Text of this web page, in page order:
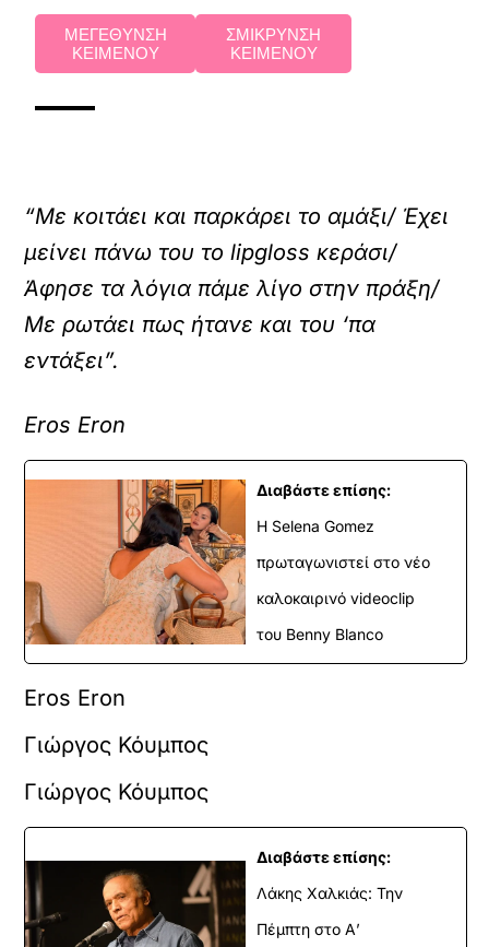
ΜΕΓΕΘΥΝΣΗ
ΚΕΙΜΕΝΟΥ
ΣΜΙΚΡΥΝΣΗ
ΚΕΙΜΕΝΟΥ
“Με κοιτάει και παρκάρει το αμάξι/ Έχει
μείνει πάνω του το lipgloss κεράσι/
Άφησε τα λόγια πάμε λίγο στην πράξη/
Με ρωτάει πως ήτανε και του ‘πα
εντάξει”.
Eros Eron
Διαβάστε επίσης:
Η Selena Gomez
πρωταγωνιστεί στο νέο
καλοκαιρινό videoclip
του Benny Blanco
Eros Eron
Γιώργος Κόυμπος
Γιώργος Κόυμπος
Διαβάστε επίσης:
Λάκης Χαλκιάς: Την
Πέμπτη στο Α’